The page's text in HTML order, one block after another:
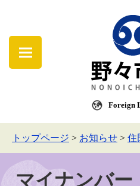
Foreign
トップページ > お知らせ > 住
マイナンバー